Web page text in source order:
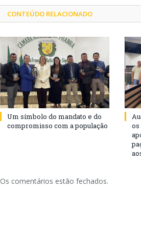
CONTEÚDO RELACIONADO
Um símbolo do mandato e do
compromisso com a população
Os comentários estão fechados.